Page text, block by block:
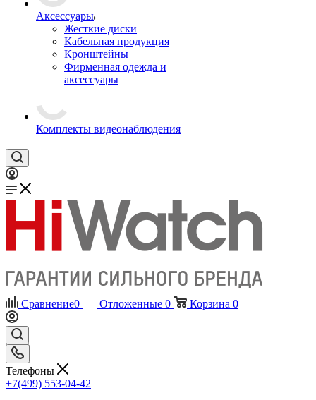
Аксессуары
Жесткие диски
Кабельная продукция
Кронштейны
Фирменная одежда и
аксессуары
Комплекты видеонаблюдения
Сравнение0 Отложенные 0 Корзина 0
Телефоны
+7(499) 553-04-42